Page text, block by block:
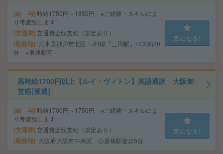
給 与 時給1750円～1850円 ※ご経験・スキルによ
り考慮致します
交通費 交通費全額支給（規定あり）
勤務地 兵庫県神戸市北区 JR線「三田駅」バス約20
分 ※車通勤可
気になる!
高時給1700円以上【ルイ・ヴィトン】英語通訳 大阪御
堂筋[派遣]
給 与 時給1700円～1750円 ※ご経験・スキルによ
り考慮致します
交通費 交通費全額支給（規定あり）
勤務地 大阪府大阪市中央区 心斎橋駅徒歩5分
気になる!